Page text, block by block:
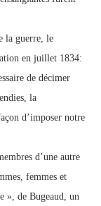
la guerre, le
en juillet 1834:
de décimer
la
d’imposer notre
d’une autre
femmes et
», de Bugeaud, un